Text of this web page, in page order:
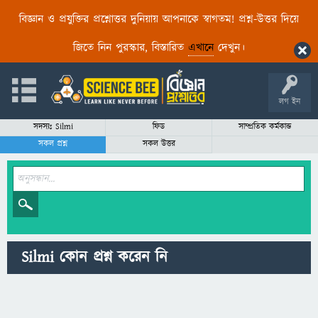
বিজ্ঞান ও প্রযুক্তির প্রশ্নোত্তর দুনিয়ায় আপনাকে স্বাগতম! প্রশ্ন-উত্তর দিয়ে
জিতে নিন পুরস্কার, বিস্তারিত এখানেদেখুন।
লগ ইন
সদস্যঃ Silmi ফিড
সাম্প্রতিক কর্মকান্ড
সকল প্রশ্ন
সকল উত্তর
Silmi কোন প্রশ্ন করেন নি